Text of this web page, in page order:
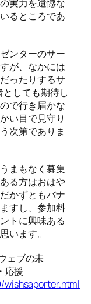
実力を遺憾な
るところであ
ンターのサー
が、なかには
ったりするサ
としても期待し
で行き届かな
い目で見守り
次第でありま
まもなく募集
る方はおはや
かずともバナ
すし、参加料
トに興味ある
います。
ェブの未
応援